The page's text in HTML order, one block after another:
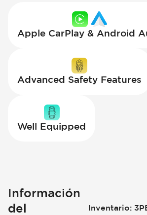
Apple CarPlay & Android
Advanced Safety Features
Well Equipped
Información
del
Inventario: